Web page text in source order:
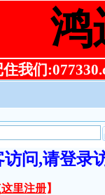
鸿
我们
访问,请登
这里注册】